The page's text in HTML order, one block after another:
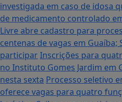
investigada em caso de idosa
de medicamento controlado
Livre abre cadastro para
centenas de vagas em Guaíba;
participarInscrições para
no Instituto Gomes Jardim em
nesta sexta Processo seletivo
oferece vagas para quatro